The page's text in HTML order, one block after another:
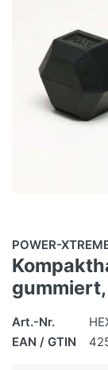
POWER-
Art.-Nr.
EAN / GTIN